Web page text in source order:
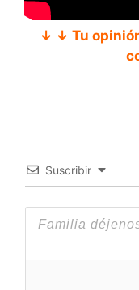
↓ ↓ Tu
Suscribir